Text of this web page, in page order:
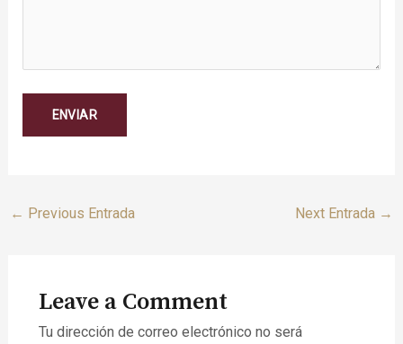
← Previous Entrada Next Entrada →
Leave a Comment
Tu dirección de correo electrónico no será